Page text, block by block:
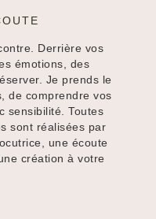
Derrière vos
émotions, des
Je prends le
de comprendre vos
sensibilité. Toutes
sont réalisées par
une écoute
création à votre